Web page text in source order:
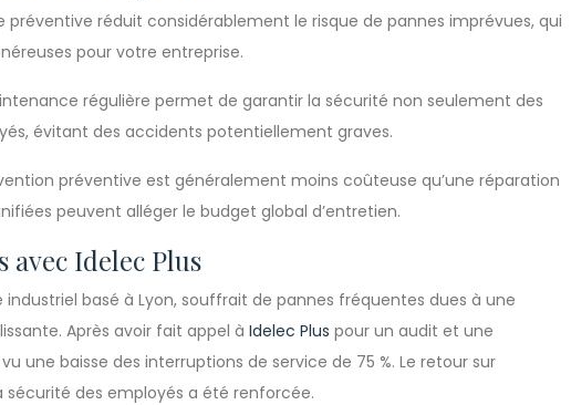
préventive réduit considérablement le risque de pannes imprévues, qui
pour votre entreprise.
régulière permet de garantir la sécurité non seulement des
évitant des accidents potentiellement graves.
préventive est généralement moins coûteuse qu’une réparation
peuvent alléger le budget global d’entretien.
avec Idelec Plus
basé à Lyon, souffrait de pannes fréquentes dues à une
Après avoir fait appel à Idelec Plus pour un audit et une
une baisse des interruptions de service de 75 %. Le retour sur
des employés a été renforcée.